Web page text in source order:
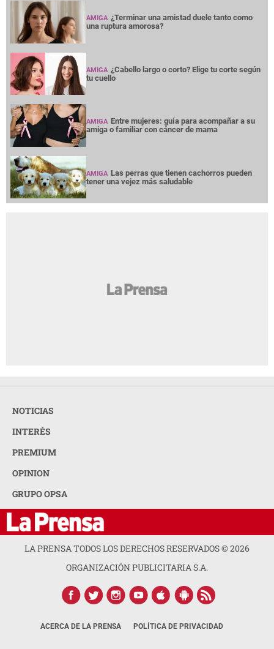
AMIGA ¿Terminar una amistad duele tanto como
una ruptura amorosa?
AMIGA ¿Cabello largo o corto? Elige tu corte según
tu cuello
AMIGA Entre mujeres: guía para acompañar a su
amiga o familiar con cáncer de mama
AMIGA Las perras que tienen cachorros pueden
tener una vejez más saludable
NOTICIAS
INTERÉS
PREMIUM
OPINION
GRUPO OPSA
LA PRENSA TODOS LOS DERECHOS RESERVADOS ©2026
ORGANIZACIÓN PUBLICITARIA S.A.
ACERCA DE LA PRENSA POLÍTICA DE PRIVACIDAD